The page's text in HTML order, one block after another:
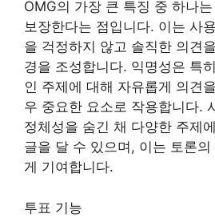
OMG의 가장 큰 특징 중 하나
보장한다는 점입니다. 이는 사
을 걱정하지 않고 솔직한 의견
경을 조성합니다. 익명성은 특
인 주제에 대해 자유롭게 의견
우 중요한 요소로 작용합니다.
정체성을 숨긴 채 다양한 주제
글을 달 수 있으며, 이는 토론
게 기여합니다.
투표 기능